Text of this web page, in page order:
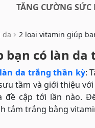
TĂNG CƯỜNG SỨC
da 2 loại vitamin giúp
bạn có làn
da trắng thần kỳ:
tầm và giới thiệu
cập tới lần nào.
tắm trắng bằng